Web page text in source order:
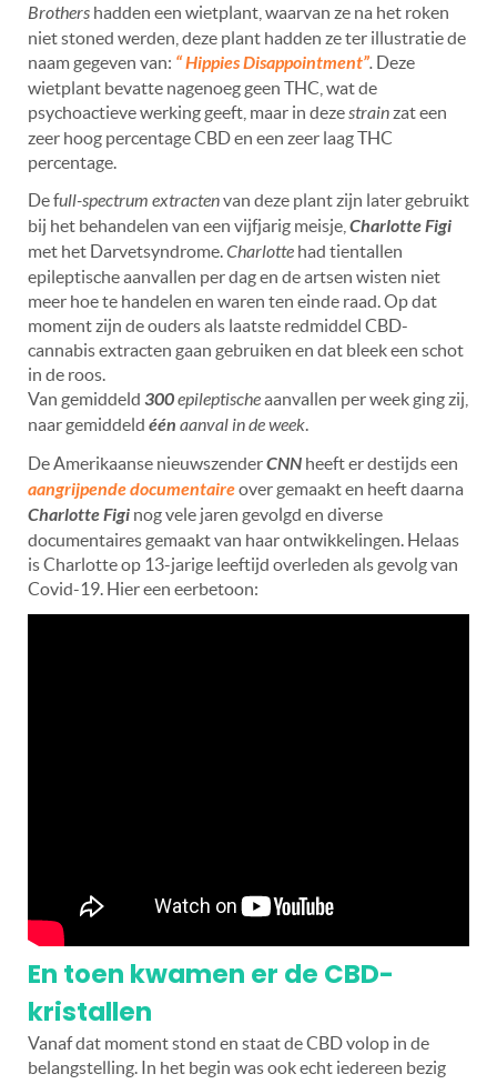
Brothers hadden een wietplant, waarvan ze na het roken
niet stoned werden, deze plant hadden ze ter illustratie de
naam gegeven van: “ Hippies Disappointment”. Deze
wietplant bevatte nagenoeg geen THC, wat de
psychoactieve werking geeft, maar in dezestrainzat een
zeer hoog percentage CBD en een zeer laag THC
percentage.
De full-spectrum extractenvan deze plant zijn later gebruikt
bij het behandelen van een vijfjarig meisje, Charlotte Figi
met het Darvetsyndrome.Charlotte had tientallen
epileptische aanvallen per dag en de artsen wisten niet
meer hoe te handelen en waren ten einde raad. Op dat
moment zijn de ouders als laatste redmiddel CBD-
cannabis extracten gaan gebruiken en dat bleek een schot
in de roos.
Van gemiddeld 300epileptischeaanvallen per week ging zij,
naar gemiddeld één aanval in de week.
De Amerikaanse nieuwszenderCNN heeft er destijds een
aangrijpende documentaireover gemaakt en heeft daarna
Charlotte Figi nog vele jaren gevolgd en diverse
documentaires gemaakt van haar ontwikkelingen. Helaas
is Charlotte op 13-jarige leeftijd overleden als gevolg van
Covid-19. Hier een eerbetoon:
En toen kwamen er de CBD-
kristallen
Vanaf dat moment stond en staat de CBD volop in de
belangstelling. In het begin was ook echt iedereen bezig